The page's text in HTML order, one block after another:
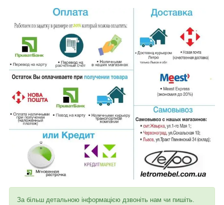
За більш детальною інформацією дзвоніть нам чи пишіть.